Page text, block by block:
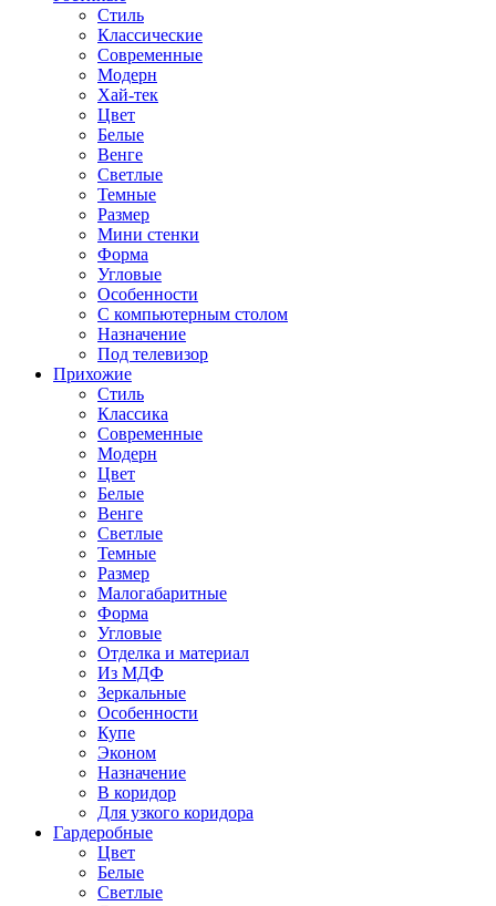
Стиль
Классические
Современные
Модерн
Хай-тек
Цвет
Белые
Венге
Светлые
Темные
Размер
Мини стенки
Форма
Угловые
Особенности
С компьютерным столом
Назначение
Под телевизор
Прихожие
Стиль
Классика
Современные
Модерн
Цвет
Белые
Венге
Светлые
Темные
Размер
Малогабаритные
Форма
Угловые
Отделка и материал
Из МДФ
Зеркальные
Особенности
Купе
Эконом
Назначение
В коридор
Для узкого коридора
Гардеробные
Цвет
Белые
Светлые